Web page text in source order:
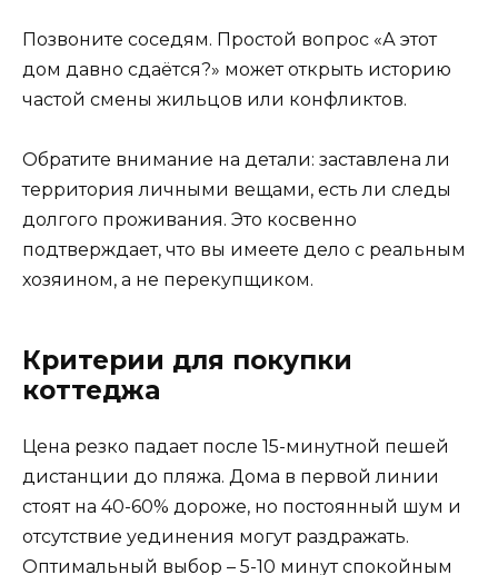
Позвоните соседям. Простой вопрос «А этот
дом давно сдаётся?» может открыть историю
частой смены жильцов или конфликтов.
Обратите внимание на детали: заставлена ли
территория личными вещами, есть ли следы
долгого проживания. Это косвенно
подтверждает, что вы имеете дело с реальным
хозяином, а не перекупщиком.
Критерии для покупки
коттеджа
Цена резко падает после 15-минутной пешей
дистанции до пляжа. Дома в первой линии
стоят на 40-60% дороже, но постоянный шум и
отсутствие уединения могут раздражать.
Оптимальный выбор – 5-10 минут спокойным